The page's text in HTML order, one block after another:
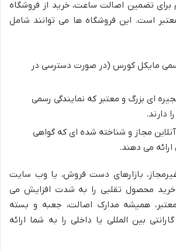
برای تضمین اصالت ساعت، خرید از فروشگاه
است. این فروشگاه ها می توانند شامل
مایکل کورس (در صورت دسترسی در
ای بزرگ و معتبر که نمایندگی رسمی
دارند.
مجاز و شناخته شده ای که گواهی
ارائه می دهند.
بازارهای دست فروش، یا وب سایت
خرید محصول تقلبی را به شدت افزایش می
همیشه مدارک اصالت، جعبه و بسته
بین المللی یا داخلی را به شما ارائه